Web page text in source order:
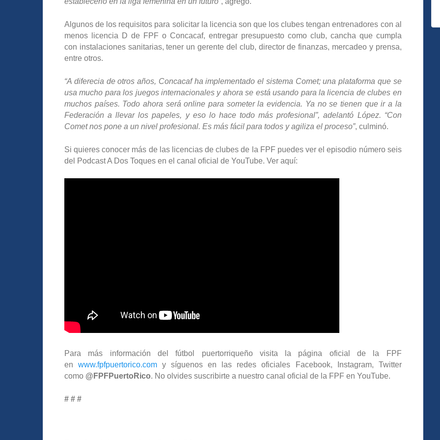
Algunos de los requisitos para solicitar la licencia son que los clubes tengan entrenadores con al
menos licencia D de FPF o Concacaf, entregar presupuesto como club, cancha que cumpla
con instalaciones sanitarias, tener un gerente del club, director de finanzas, mercadeo y prensa,
entre otros.
“A diferecia de otros años, Concacaf ha implementado el sistema Comet; una plataforma que se
usa mucho para los juegos internacionales y ahora se está usando para la licencia de clubes en
muchos países. Todo ahora será online para someter la evidencia. Ya no se tienen que ir a la
Federación a llevar los papeles, y eso lo hace todo más profesional”, adelantó López. “Con
Comet nos pone a un nivel profesional. Es más fácil para todos y agiliza el proceso”, culminó.
Si quieres conocer más de las licencias de clubes de la FPF puedes ver el episodio número seis
del Podcast A Dos Toques en el canal oficial de YouTube. Ver aquí:
Para más información del fútbol puertorriqueño visita la página oficial de la FPF
enwww.fpfpuertorico.com y síguenos en las redes oficiales Facebook, Instagram, Twitter
como @FPFPuertoRico. No olvides suscribirte a nuestro canal oficial de la FPF en YouTube.
# # #